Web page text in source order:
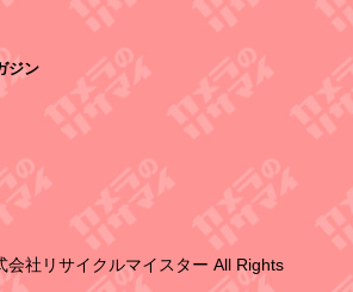
ジン
社リサイクルマイスター All Rights